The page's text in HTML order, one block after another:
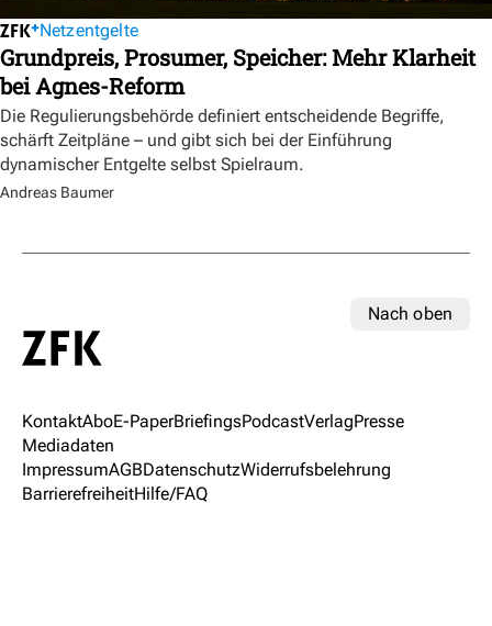
Netzentgelte
Grundpreis, Prosumer, Speicher: Mehr Klarheit
bei Agnes-Reform
Die Regulierungsbehörde definiert entscheidende Begriffe,
schärft Zeitpläne – und gibt sich bei der Einführung
dynamischer Entgelte selbst Spielraum.
Andreas Baumer
Nach oben
KontaktAboE-PaperBriefingsPodcastVerlagPresse
Mediadaten
ImpressumAGBDatenschutzWiderrufsbelehrung
BarrierefreiheitHilfe/FAQ